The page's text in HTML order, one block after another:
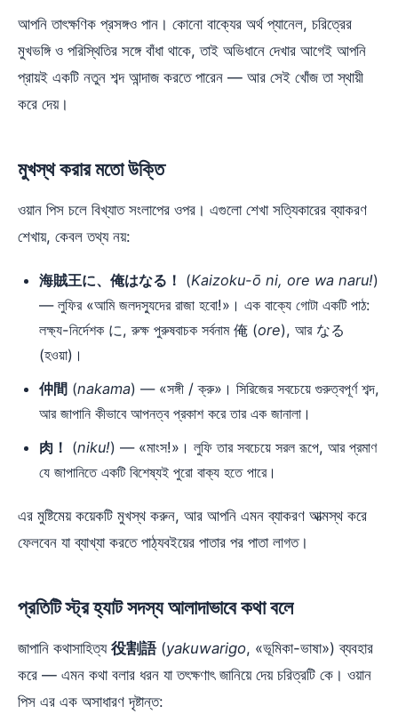
আপনি তাৎক্ষণিক প্রসঙ্গও পান। কোনো বাক্যের অর্থ প্যানেল, চরিত্রের
মুখভঙ্গি ও পরিস্থিতির সঙ্গে বাঁধা থাকে, তাই অভিধানে দেখার আগেই আপনি
প্রায়ই একটি নতুন শব্দ আন্দাজ করতে পারেন — আর সেই খোঁজ তা স্থায়ী
করে দেয়।
মুখস্থ করার মতো উক্তি
ওয়ান পিস চলে বিখ্যাত সংলাপের ওপর। এগুলো শেখা সত্যিকারের ব্যাকরণ
শেখায়, কেবল তথ্য নয়:
海賊王に、俺はなる！ (Kaizoku-ō ni, ore wa naru!)
— লুফির «আমি জলদস্যুদের রাজা হবো!»। এক বাক্যে গোটা একটি পাঠ:
লক্ষ্য-নির্দেশক に, রুক্ষ পুরুষবাচক সর্বনাম 俺 (ore), আর なる
(হওয়া)।
仲間 (nakama) — «সঙ্গী / ক্রু»। সিরিজের সবচেয়ে গুরুত্বপূর্ণ শব্দ,
আর জাপানি কীভাবে আপনত্ব প্রকাশ করে তার এক জানালা।
肉！ (niku!) — «মাংস!»। লুফি তার সবচেয়ে সরল রূপে, আর প্রমাণ
যে জাপানিতে একটি বিশেষ্যই পুরো বাক্য হতে পারে।
এর মুষ্টিমেয় কয়েকটি মুখস্থ করুন, আর আপনি এমন ব্যাকরণ আত্মস্থ করে
ফেলবেন যা ব্যাখ্যা করতে পাঠ্যবইয়ের পাতার পর পাতা লাগত।
প্রতিটি স্ট্র হ্যাট সদস্য আলাদাভাবে কথা বলে
জাপানি কথাসাহিত্য 役割語(yakuwarigo, «ভূমিকা-ভাষা») ব্যবহার
করে — এমন কথা বলার ধরন যা তৎক্ষণাৎ জানিয়ে দেয় চরিত্রটি কে। ওয়ান
পিস এর এক অসাধারণ দৃষ্টান্ত: